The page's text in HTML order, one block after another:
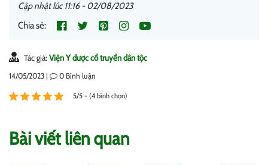
Cập nhật lúc 11:16 - 02/08/2023
Chia sẻ:
Tác giả: Viện Y dược cổ truyền dân tộc
14/05/2023 | 0 Bình luận
5/5 - (4 bình chọn)
Bài viết liên quan